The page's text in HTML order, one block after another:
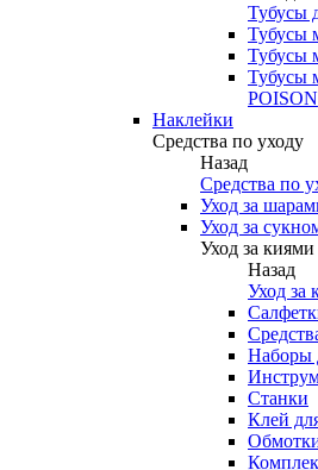
Тубусы
Тубусы
Тубусы
Тубусы
POISON
Наклейки
Средства по уходу
Назад
Средства по
Уход за
Уход за
Уход за
Назад
Уход за
Наборы
Станки
Клей